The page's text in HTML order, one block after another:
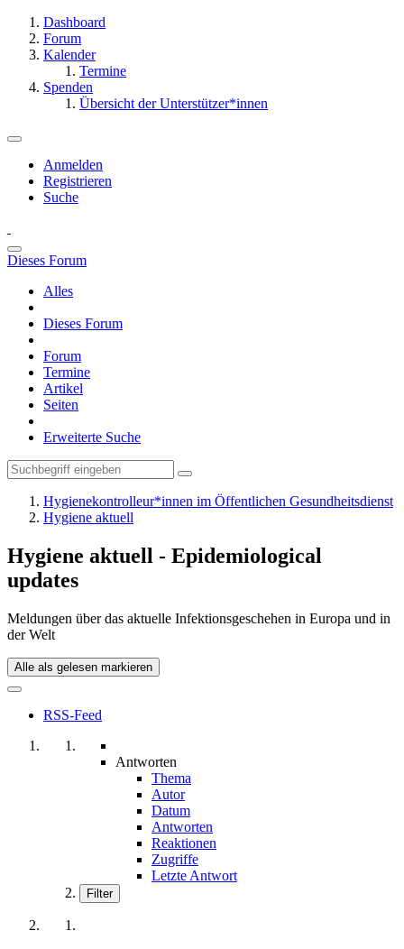
Dashboard
Forum
Kalender
Termine
Spenden
Übersicht der Unterstützer*innen
Anmelden
Registrieren
Suche
Dieses Forum
Alles
Dieses Forum
Forum
Termine
Artikel
Seiten
Erweiterte Suche
Hygienekontrolleur*innen im Öffentlichen Gesundheitsdienst
Hygiene aktuell
Hygiene aktuell - Epidemiological
updates
Meldungen über das aktuelle Infektionsgeschehen in Europa und in
der Welt
Alle als gelesen markieren
RSS-Feed
Antworten
Thema
Autor
Datum
Antworten
Reaktionen
Zugriffe
Letzte Antwort
Filter